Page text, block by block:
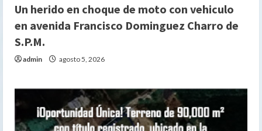
Un herido en choque de moto con vehiculo
en avenida Francisco Dominguez Charro de
S.P.M.
admin agosto 5, 2026